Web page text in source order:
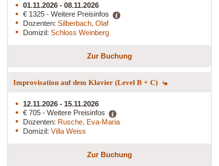
01.11.2026 - 08.11.2026
€ 1325 - Weitere Preisinfos
Dozenten: Silberbach, Olaf
Domizil: Schloss Weinberg
Zur Buchung
Improvisation auf dem Klavier (Level B + C)
12.11.2026 - 15.11.2026
€ 705 - Weitere Preisinfos
Dozenten: Rusche, Eva-Maria
Domizil: Villa Weiss
Zur Buchung